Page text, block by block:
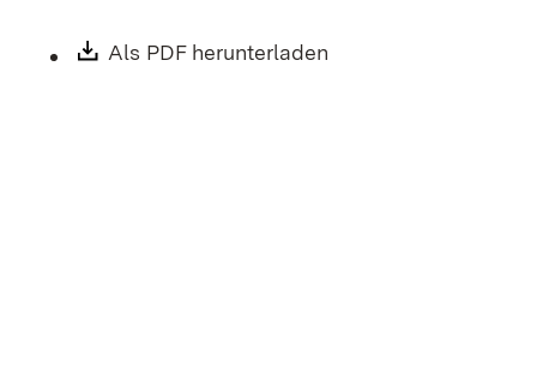
Download:
Als PDF herunterladen